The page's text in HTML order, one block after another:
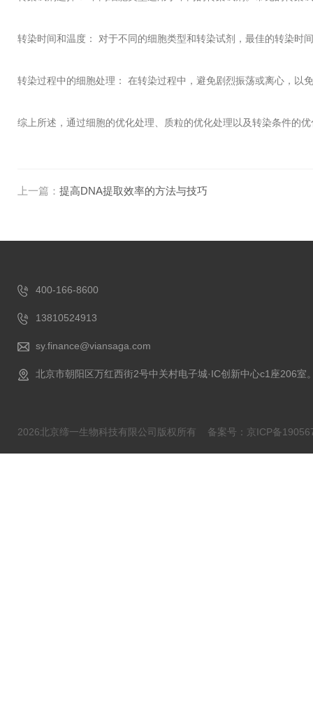
转染时间和温度： 对于不同的细胞类型和转染试剂，最佳的转染时
转染过程中的细胞处理： 在转染过程中，避免剧烈振荡或离心，以
综上所述，通过细胞的优化处理、质粒的优化处理以及转染条件的
上一篇： 提高DNA提取效率的方法与技巧
400-166-8600
13810524913
sy.finance@viansaga.com
北京市朝阳区万红西街2号中关村电子城·IC创新中心c1座206室
2026北京缔一生物科技有限公司版权所有 备案号：京ICP备